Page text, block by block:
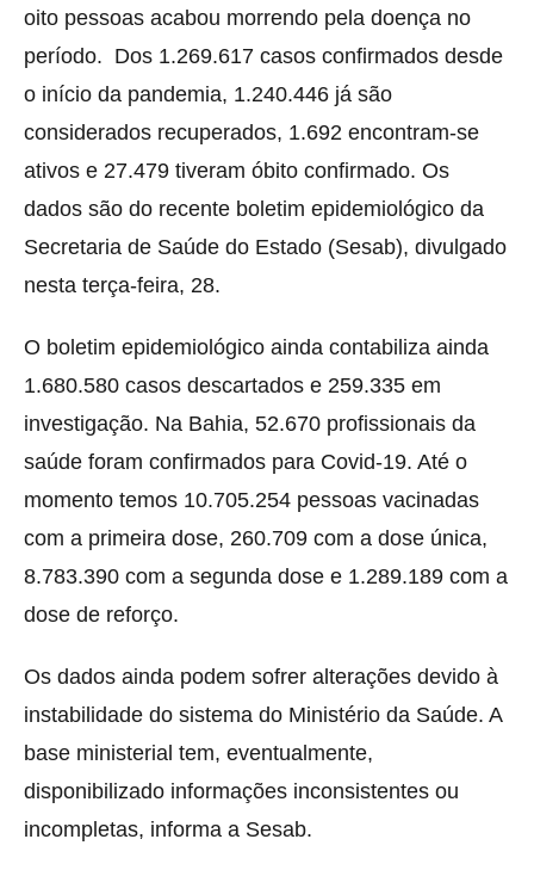
oito pessoas acabou morrendo pela doença no
período. Dos 1.269.617 casos confirmados desde
o início da pandemia, 1.240.446 já são
considerados recuperados, 1.692 encontram-se
ativos e 27.479 tiveram óbito confirmado. Os
dados são do recente boletim epidemiológico da
Secretaria de Saúde do Estado (Sesab), divulgado
nesta terça-feira, 28.
O boletim epidemiológico ainda contabiliza ainda
1.680.580 casos descartados e 259.335 em
investigação. Na Bahia, 52.670 profissionais da
saúde foram confirmados para Covid-19. Até o
momento temos 10.705.254 pessoas vacinadas
com a primeira dose, 260.709 com a dose única,
8.783.390 com a segunda dose e 1.289.189 com a
dose de reforço.
Os dados ainda podem sofrer alterações devido à
instabilidade do sistema do Ministério da Saúde. A
base ministerial tem, eventualmente,
disponibilizado informações inconsistentes ou
incompletas, informa a Sesab.